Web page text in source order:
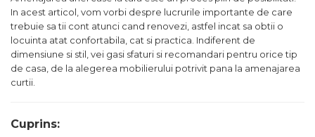
Colectia RIVA
Colectia TIFFANY
Colectia KALE
Colectia TAIDA
Colectia MISA
Mese Living
Masute Cafea
Scaune Living
Somiere PAL
Curatare Si Protectie
Accesorii Mobila
160x200
90x200
Vezi toate
In acest articol, vom vorbi despre lucrurile importante de care
trebuie sa tii cont atunci cand renovezi, astfel incat sa obtii o
locuinta atat confortabila, cat si practica. Indiferent de
dimensiune si stil, vei gasi sfaturi si recomandari pentru orice tip
de casa, de la alegerea mobilierului potrivit pana la amenajarea
curtii.
Cuprins: